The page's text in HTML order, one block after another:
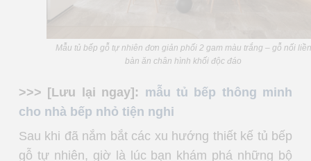
Mẫu tủ bếp gỗ tự nhiên đơn giản phối 2 gam màu trắng – gỗ nối liền
bàn ăn chân hình khối độc đáo
>>> [Lưu lại ngay]: mẫu tủ bếp thông minh
cho nhà bếp nhỏ tiện nghi
Sau khi đã nắm bắt các xu hướng thiết kế tủ bếp
gỗ tự nhiên, giờ là lúc bạn khám phá những bộ